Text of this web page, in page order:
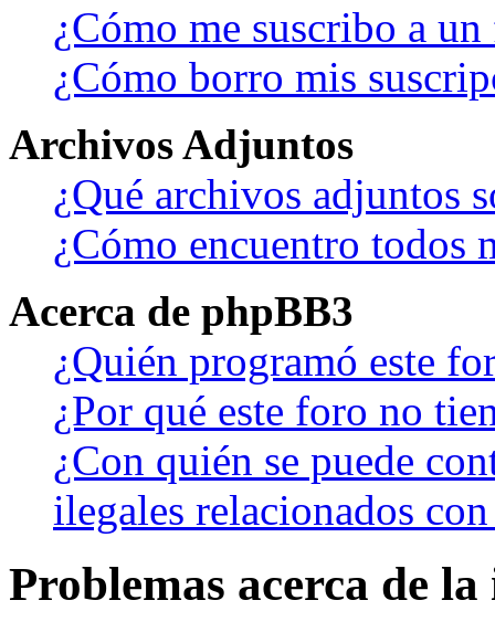
¿Cómo me suscribo a
¿Cómo borro mis
Archivos Adjuntos
¿Qué archivos adjuntos
¿Cómo encuentro todos
Acerca de phpBB3
¿Quién programó este
¿Por qué este foro no
¿Con quién se puede
ilegales relacionados
Problemas acerca de